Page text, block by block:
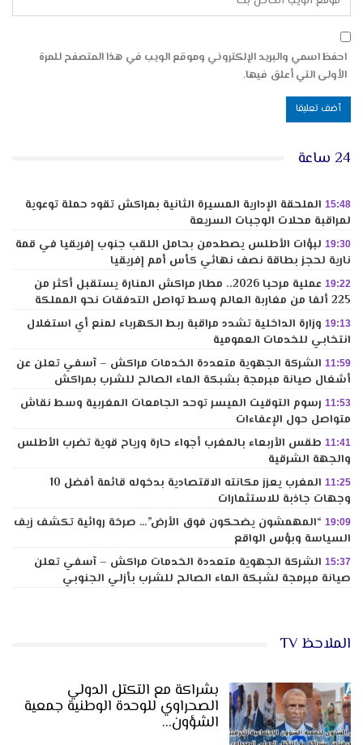
احفظ اسمي والبريد الإلكتروني وموقع الويب في هذا المتصفح للمرة
الأولى التي أعلق فيها.
24 ساعة
15:48 الملحقة الإدارية المسيرة الثانية بمراكش تقود حملة توعوية
لمراقبة محلات الوجبات السريعة
19:30 لبؤات الأطلس يصطدمن بحامل اللقب جنوب إفريقيا في قمة
نارية لحجز بطاقة نصف نهائي كأس أمم إفريقيا
19:22
عملية مرحبا 2026.. مطار مراكش المنارة يستقبل أكثر من
225 ألفا من مغاربة العالم وسط تواصل التدفقات نحو المملكة
19:13 وزارة الداخلية تشدد مراقبة ربط الكهرباء لمنع أي استغلال
انتخابي للخدمات العمومية
11:59 الشركة الجهوية متعددة الخدمات مراكش – آسفي تعلن عن
أشغال صيانة مبرمجة بشبكة الماء الصالح للشرب بمراكش
11:53 رسوم التوقيت الميسر توحد الجامعات المغربية وسط نقاش
متواصل حول الإعفاءات
11:41 طقس الأربعاء بالمغرب أجواء حارة ورياح قوية تضرب الأطلس
والجهة الشرقية
11:25
المغرب يعزز مكانته الاقتصادية بدخوله قائمة أفضل 10
وجهات جاذبة للاستثمارات
19:09 “المهمشون يضحكون فوق الأرض”… صرخة روائية تكشف زيف
السياسة وبؤس الواقع
15:37 الشركة الجهوية متعددة الخدمات مراكش – آسفي تعلن
صيانة مبرمجة لشبكة الماء الصالح للشرب بأزلي الجنوبي
الملاحظ TV
بشراكة مع التكتل الدولي
الصحراوي للوحدة الوطنية جمعية
الشؤون…